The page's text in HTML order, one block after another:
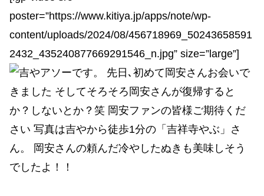
poster=”https://www.kitiya.jp/apps/note/wp-
content/uploads/2024/08/456718969_50243658591
2432_435240877669291546_n.jpg” size=”large”]